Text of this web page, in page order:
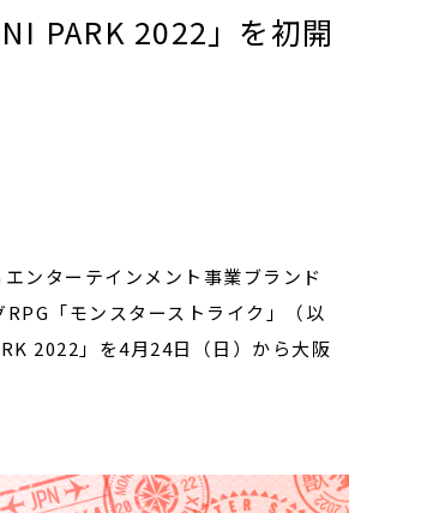
PARK 2022」を初開
ンターテインメント事業ブランド
「モンスターストライク」（以
2022」を4月24日（日）から大阪